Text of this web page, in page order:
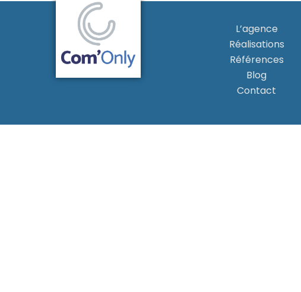
L’agence
Réalisations
Références
Blog
Contact